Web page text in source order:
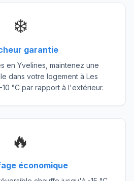
❄️
garantie
en Yvelines, maintenez une
dans votre logement à Les
°C par rapport à l'extérieur.
🔥
économique